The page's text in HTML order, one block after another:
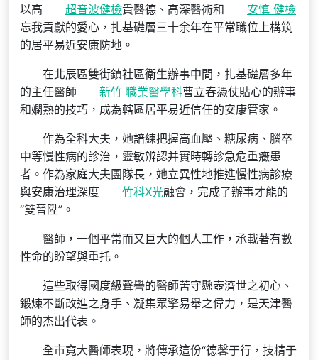
以高
超音波健檢貴醫德、高深醫術和
安慎 健檢
忘我貢獻的愛心，扎基礎層三十余年在平常職位上構筑
的居平易近安康防地。
在北辰區雙街鎮社區衛生辦事中間，扎基礎層多年
的主任醫師
新竹 職業醫學科曹立春憑仗貼心的辦事
和嫻熟的技巧，成為轄區居平易近信任的安康管家。
作為全科大夫，她諳練把握高血壓、糖尿病、腦卒
中等慢性病的診治，靈敏辨認并實時轉診急危重癥患
者。作為家庭大夫團隊長，她立異性地推進慢性病診療
與安康治理深度
竹科X光融會，完成了辦事才能的
“雙晉陞”。
醫師，一個平常而又巨大的個人工作，承載著有數
性命的盼望與重托。
這些取得國度級聲譽的醫師苦守懸壺濟世之初心、
鍛煉不斷改進之身手、凝集眾擎易舉之偉力，是天津醫
師的杰出代表。
全市寬大醫師表現，將傳承這份“德馨于行，技精于